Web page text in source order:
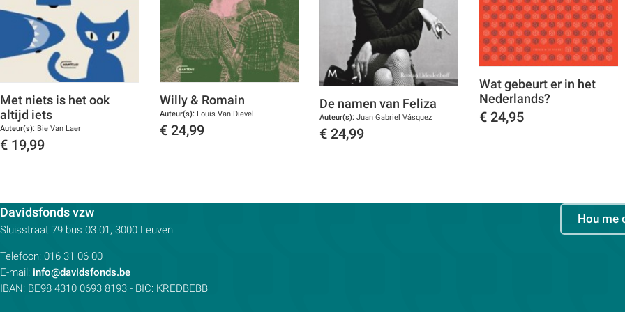
Met niets is het ook
altijd iets
Auteur(s): Bie Van Laer
€ 19,99
Willy & Romain
Auteur(s): Louis Van Dievel
€ 24,99
De namen van Feliza
Auteur(s): Juan Gabriel Vásquez
€ 24,99
Wat gebeurt er in het
Nederlands?
€ 24,95
Davidsfonds vzwContactpersoon:
Adres:
Sluisstraat 79 bus 03.01, 3000 Leuven
Telefoon: 016 31 06 00
E-mail: info@davidsfonds.be
IBAN: BE98 4310 0693 8193 - BIC: KREDBEBB
Hou me